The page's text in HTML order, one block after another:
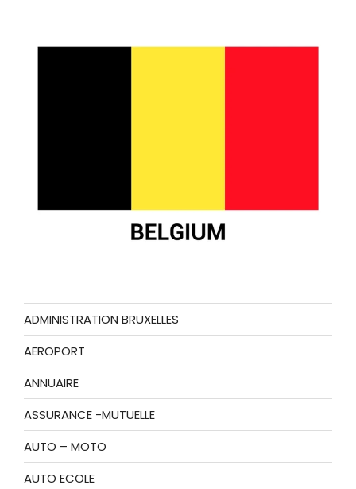
ADMINISTRATION BRUXELLES
AEROPORT
ANNUAIRE
ASSURANCE -MUTUELLE
AUTO – MOTO
AUTO ECOLE